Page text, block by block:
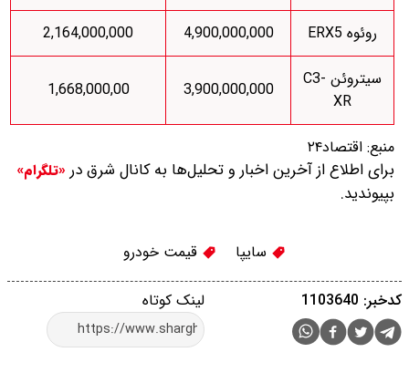
روئوه ERX5 4,900,000,000
2,164,000,000
سیتروئن C3-
XR
3,900,000,000
1,668,000,00
منبع: اقتصاد۲۴
برای اطلاع از آخرین اخبار و تحلیل‌ها به کانال شرق در «تلگرام»
بپیوندید.
سایپا قیمت خودرو
لینک کوتاه کدخبر: 1103640